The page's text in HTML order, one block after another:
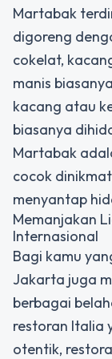
Martabak
digoreng
cokelat,
manis
kacang atau
biasanya
Martabak
cocok
menyantap
Memanjakan
Internasional
Bagi kamu
Jakarta juga
berbagai
restoran Italia
otentik,